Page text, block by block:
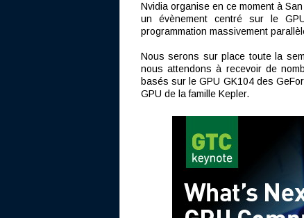
Nvidia organise en ce moment à
un évènement centré sur le
programmation massivement
Nous serons sur place toute la
nous attendons à recevoir de
basés sur le GPU GK104 des
GPU de la famille Kepler.